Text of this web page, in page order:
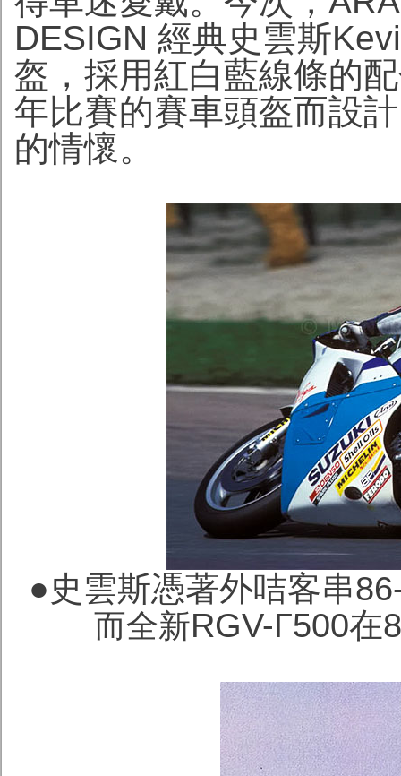
DESIGN 經典史雲斯
盔，採用紅白藍線條的
年比賽的賽車頭盔而設
的情懷。
●史雲斯憑著外咭客串
而全新RGV-Γ500在